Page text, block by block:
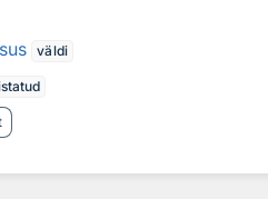
väldi